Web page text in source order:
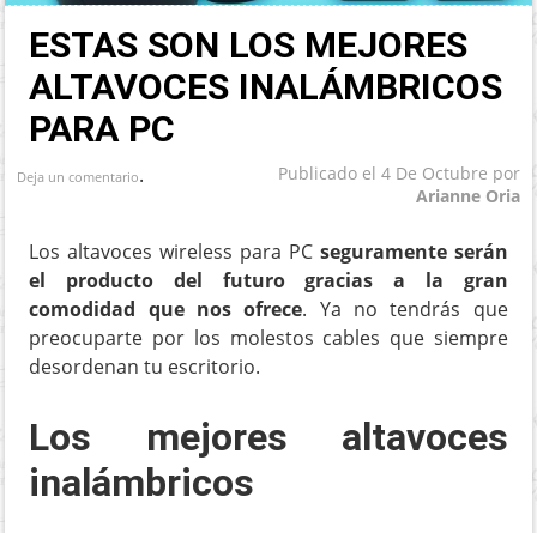
ESTAS SON LOS MEJORES
ALTAVOCES INALÁMBRICOS
PARA PC
Publicado el 4 De Octubre por
Arianne Oria
Deja un comentario.
Los altavoces wireless para PC seguramente serán
el producto del futuro gracias a la gran
comodidad que nos ofrece. Ya no tendrás que
preocuparte por los molestos cables que siempre
desordenan tu escritorio.
Los mejores altavoces
inalámbricos